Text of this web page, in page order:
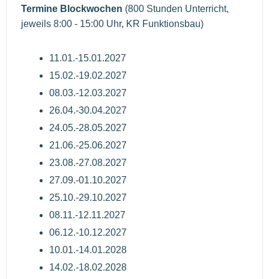
Termine Blockwochen (800 Stunden Unterricht,
jeweils 8:00 - 15:00 Uhr, KR Funktionsbau)
11.01.-15.01.2027
15.02.-19.02.2027
08.03.-12.03.2027
26.04.-30.04.2027
24.05.-28.05.2027
21.06.-25.06.2027
23.08.-27.08.2027
27.09.-01.10.2027
25.10.-29.10.2027
08.11.-12.11.2027
06.12.-10.12.2027
10.01.-14.01.2028
14.02.-18.02.2028